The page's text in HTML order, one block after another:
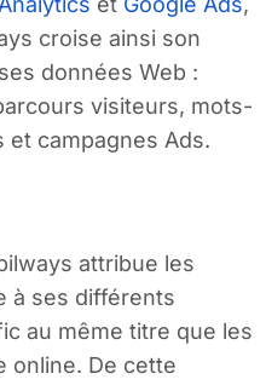
croise ainsi son
données Web :
visiteurs, mots-
et campagnes Ads.
attribue les
à ses différents
au même titre que les
online. De cette